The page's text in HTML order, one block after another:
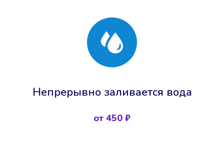
Непрерывно заливается вода
от 450 ₽